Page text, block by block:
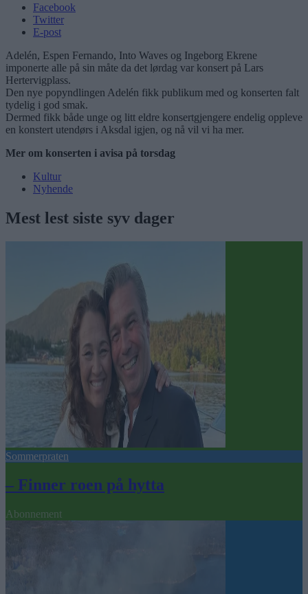
Facebook
Twitter
E-post
Adelén, Espen Fernando, Into Waves og Ingeborg Ekrene
imponerte alle på sin måte da det lørdag var konsert på Lars
Hertervigplass.
Den nye popyndlingen Adelén fikk publikum med og konserten falt
tydelig i god smak.
Dermed fikk både unge og litt eldre konsertgjengere endelig oppleve
en konstert utendørs i Aksdal igjen, og nå vil vi ha mer.
Mer om konserten i avisa på torsdag
Kultur
Nyhende
Mest lest siste syv dager
Sommerpraten
– Finner roen på hytta
Abonnement